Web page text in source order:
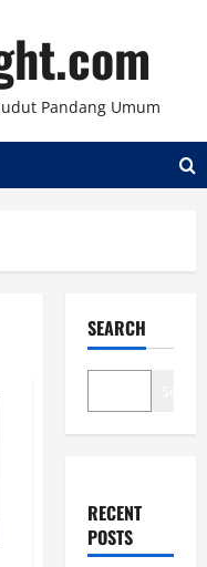
Pandang Umum
SEARCH
RECENT
POSTS